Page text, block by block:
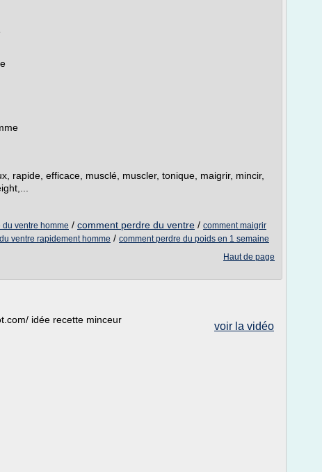
rapide, efficace, musclé, muscler, tonique, maigrir, mincir,
ventre homme / comment perdre du ventre / comment maigrir
ventre rapidement homme / comment perdre du poids en 1 semaine
Haut de page
voir la vidéo
idée recette minceur